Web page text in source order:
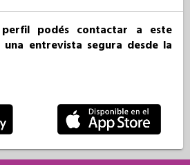
podés contactar a este
entrevista segura desde la